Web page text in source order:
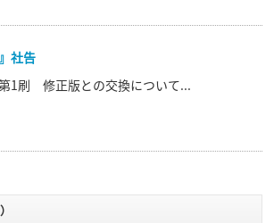
社告
1刷 修正版との交換について...